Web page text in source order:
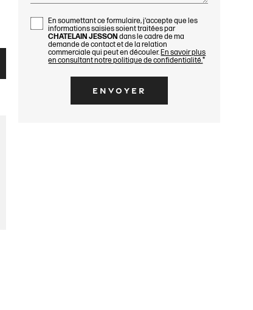
En soumettant ce formulaire, j'accepte que les
informations saisies soient traitées par
CHATELAIN JESSON dans le cadre de ma
demande de contact et de la relation
commerciale qui peut en découler. En savoir plus
en consultant notre politique de confidentialité.*